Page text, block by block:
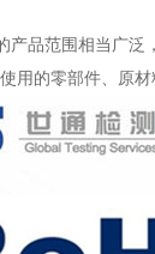
产品范围相当广
用的零部件、原材